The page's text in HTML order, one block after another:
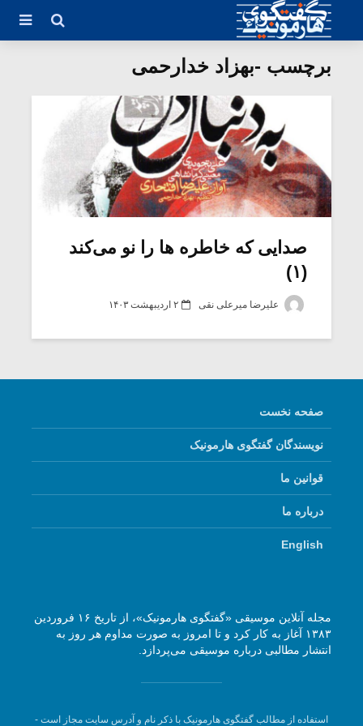
برچسب -بهزاد خدارحمی
صدایی که خاطره ها را نو می‌کند
(۱)
علیرضا میرعلی نقی ۲ اردیبهشت ۱۴۰۳
صفحه نخست
نویسندگان گفتگوی هارمونیک
قوانین ما
درباره ما
English
مجله آنلاین موسیقی «گفتگوی هارمونیک»، از تاریخ ۱۶ فروردین
۱۳۸۳ آغاز به کار کرد و تا امروز به صورت مداوم هر روز به
انتشار مطالبی درباره موسیقی می‌پردازد.
استفاده از مطالب گفتگوی هارمونیک با ذکر نام و آدرس سایت مجاز است -